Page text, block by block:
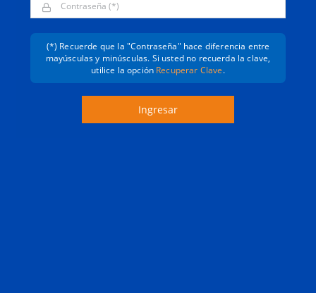
(*) Recuerde que la "Contraseña" hace diferencia entre
mayúsculas y minúsculas. Si usted no recuerda la clave,
utilice la opción Recuperar Clave.
Ingresar